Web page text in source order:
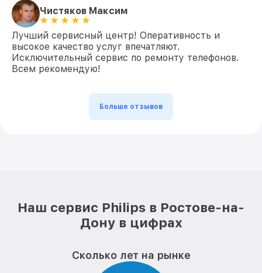
Чистяков Максим
Лучший сервисный центр! Оперативность и
высокое качество услуг впечатляют.
Исключительный сервис по ремонту телефонов.
Всем рекомендую!
Больше отзывов
Наш сервис Philips в Ростове-на-
Дону в цифрах
Сколько лет на рынке